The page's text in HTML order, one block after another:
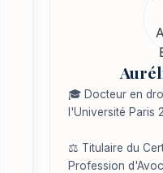
🎓 Docteur en
l'Université Paris
⚖️ Titulaire du
Profession